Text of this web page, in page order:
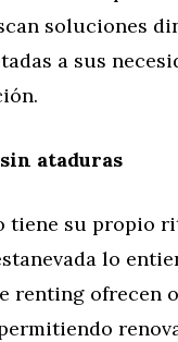
soluciones
a sus
ataduras
tiene su propio
lo
renting ofrecen